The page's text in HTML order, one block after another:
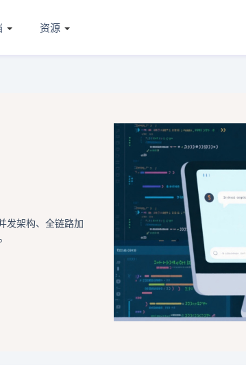
资源
发架构、全链路加